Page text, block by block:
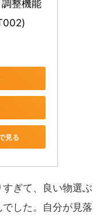
調整機能
見る
ぎて、良い物選ぶ
した。自分が見落